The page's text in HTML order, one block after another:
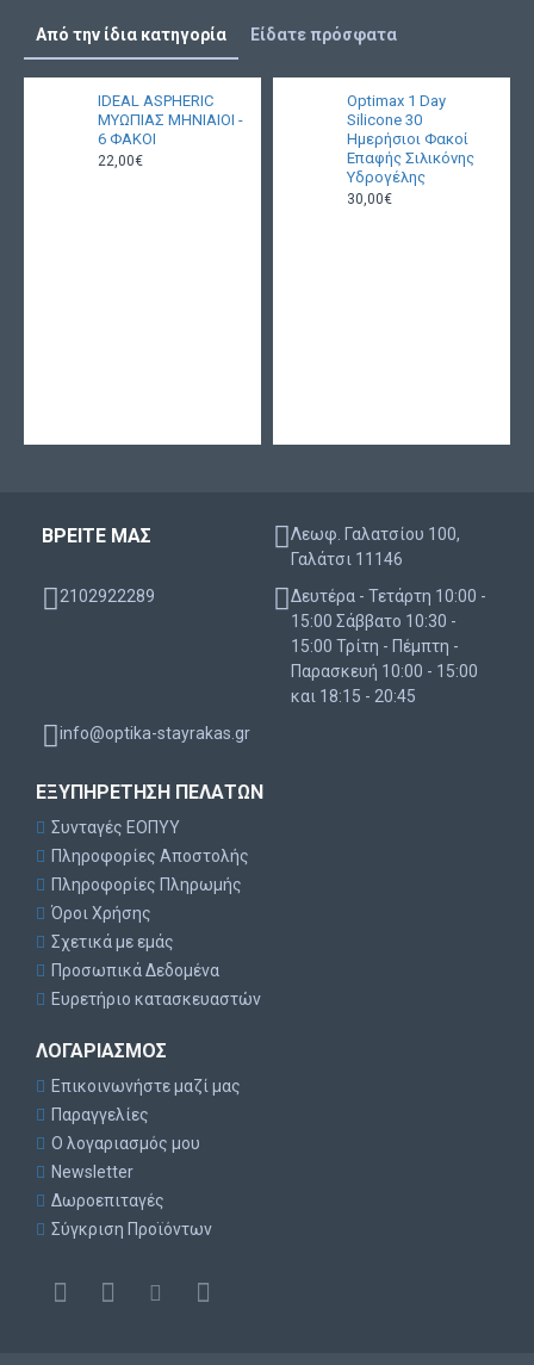
Από την ίδια κατηγορία Είδατε πρόσφατα
IDEAL ASPHERIC
ΜΥΩΠΙΑΣ ΜΗΝΙΑΙΟΙ -
6 ΦΑΚΟΙ
22,00€
Optimax 1 Day
Silicone 30
Ημερήσιοι Φακοί
Επαφής Σιλικόνης
Υδρογέλης
30,00€
ΒΡΕΙΤΕ ΜΑΣ
Λεωφ. Γαλατσίου 100,
Γαλάτσι 11146
2102922289
Δευτέρα - Τετάρτη 10:00 -
15:00 Σάββατο 10:30 -
15:00 Τρίτη - Πέμπτη -
Παρασκευή 10:00 - 15:00
και 18:15 - 20:45
info@optika-stayrakas.gr
ΕΞΥΠΗΡΈΤΗΣΗ ΠΕΛΑΤΏΝ
Συνταγές ΕΟΠΥΥ
Πληροφορίες Αποστολής
Πληροφορίες Πληρωμής
Όροι Χρήσης
Σχετικά με εμάς
Προσωπικά Δεδομένα
Ευρετήριο κατασκευαστών
ΛΟΓΑΡΙΑΣΜΌΣ
Επικοινωνήστε μαζί μας
Παραγγελίες
Ο λογαριασμός μου
Newsletter
Δωροεπιταγές
Σύγκριση Προϊόντων